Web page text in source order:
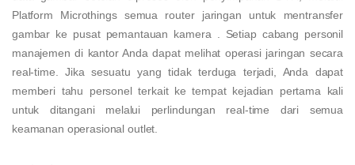
Platform Microthings semua router jaringan untuk mentransfer
gambar ke pusat pemantauan kamera . Setiap cabang personil
manajemen di kantor Anda dapat melihat operasi jaringan secara
real-time. Jika sesuatu yang tidak terduga terjadi, Anda dapat
memberi tahu personel terkait ke tempat kejadian pertama kali
untuk ditangani melalui perlindungan real-time dari semua
keamanan operasional outlet.